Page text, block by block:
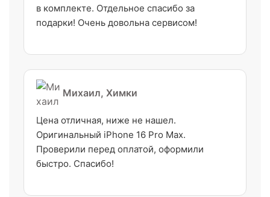
в комплекте. Отдельное спасибо за
подарки! Очень довольна сервисом!
Михаил, Химки
Цена отличная, ниже не нашел.
Оригинальный iPhone 16 Pro Max.
Проверили перед оплатой, оформили
быстро. Спасибо!